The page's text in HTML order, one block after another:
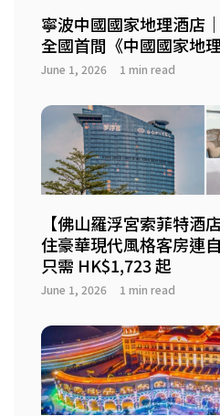
寧波中國國家地理酒店
全國首間《中國國家地
June 1, 2026 1 min read
【佛山羅浮宮索菲特酒
住豪華現代風格客房連
只需 HK$1,723 起
June 1, 2026 1 min read